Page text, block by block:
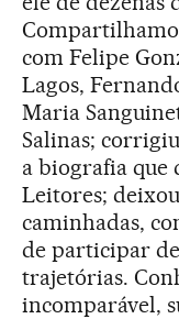
com Felipe
Lagos,
Maria
Salinas;
a biografia que
Leitores;
caminhadas,
de participar
trajetórias.
incomparável,